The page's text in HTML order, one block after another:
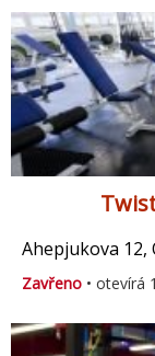
Ahepjukova 12,
Zavřeno • otevírá